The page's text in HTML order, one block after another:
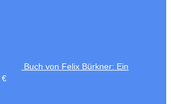
Buch von Felix Bürkner: Ein
€